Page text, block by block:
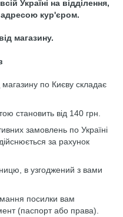
Україні на відділення,
кур'єром.
магазину.
магазину по Києву складає
становить від 140 грн.
замовлень по Україні
за рахунок
в узгоджений з вами
посилки вам
(паспорт або права).